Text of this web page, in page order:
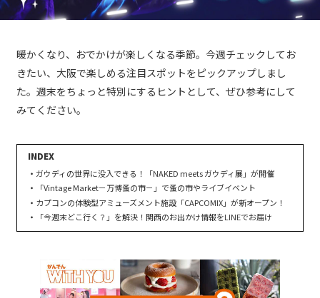
暖かくなり、おでかけが楽しくなる季節。今週チェックしてお
きたい、大阪で楽しめる注目スポットをピックアップしまし
た。週末をちょっと特別にするヒントとして、ぜひ参考にして
みてください。
ガウディの世界に没入できる！「NAKED meets ガウディ展」が開催
「Vintage Market－万博蚤の市－」で蚤の市やライブイベント
カプコンの体験型アミューズメント施設「CAPCOMIX」が新オープン！
「今週末どこ行く？」を解決！関西のお出かけ情報をLINEでお届け